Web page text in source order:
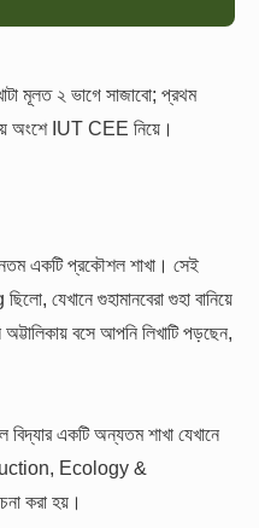
মূলত ২ ভাগে সাজাবো; প্রথম
অংশে IUT CEE নিয়ে।
একটি প্রকৌশল শাখা। সেই
যেখানে গুহামানবেরা গুহা বানিয়ে
বসে আপনি লিখাটি পড়ছেন,
একটি অন্যতম শাখা যেখানে
Ecology &
করা হয়।